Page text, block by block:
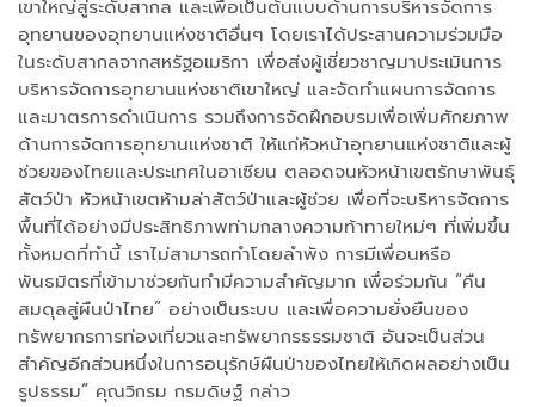
เขาใหญ่สู่ระดับสากล และเพื่อเป็นต้นแบบด้านการบริหารจัดการ
อุทยานของอุทยานแห่งชาติอื่นๆ โดยเราได้ประสานความร่วมมือ
ในระดับสากลจากสหรัฐอเมริกา เพื่อส่งผู้เชี่ยวชาญมาประเมินการ
บริหารจัดการอุทยานแห่งชาติเขาใหญ่ และจัดทำแผนการจัดการ
และมาตรการดำเนินการ รวมถึงการจัดฝึกอบรมเพื่อเพิ่มศักยภาพ
ด้านการจัดการอุทยานแห่งชาติ ให้แก่หัวหน้าอุทยานแห่งชาติและผู้
ช่วยของไทยและประเทศในอาเซียน ตลอดจนหัวหน้าเขตรักษาพันธุ์
สัตว์ป่า หัวหน้าเขตห้ามล่าสัตว์ป่าและผู้ช่วย เพื่อที่จะบริหารจัดการ
พื้นที่ได้อย่างมีประสิทธิภาพท่ามกลางความท้าทายใหม่ๆ ที่เพิ่มขึ้น
ทั้งหมดที่ทำนี้ เราไม่สามารถทำโดยลำพัง การมีเพื่อนหรือ
พันธมิตรที่เข้ามาช่วยกันทำมีความสำคัญมาก เพื่อร่วมกัน “คืน
สมดุลสู่ผืนป่าไทย” อย่างเป็นระบบ และเพื่อความยั่งยืนของ
ทรัพยากรการท่องเที่ยวและทรัพยากรธรรมชาติ อันจะเป็นส่วน
สำคัญอีกส่วนหนึ่งในการอนุรักษ์ผืนป่าของไทยให้เกิดผลอย่างเป็น
รูปธรรม” คุณวิกรม กรมดิษฐ์ กล่าว